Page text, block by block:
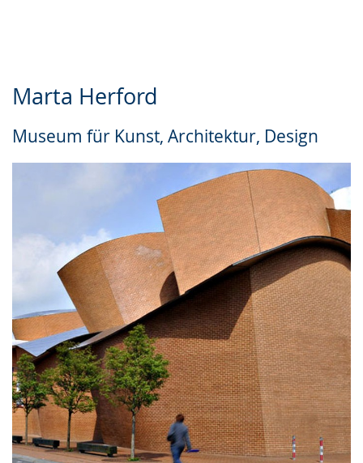
Marta Herford
Museum für Kunst, Architektur, Design